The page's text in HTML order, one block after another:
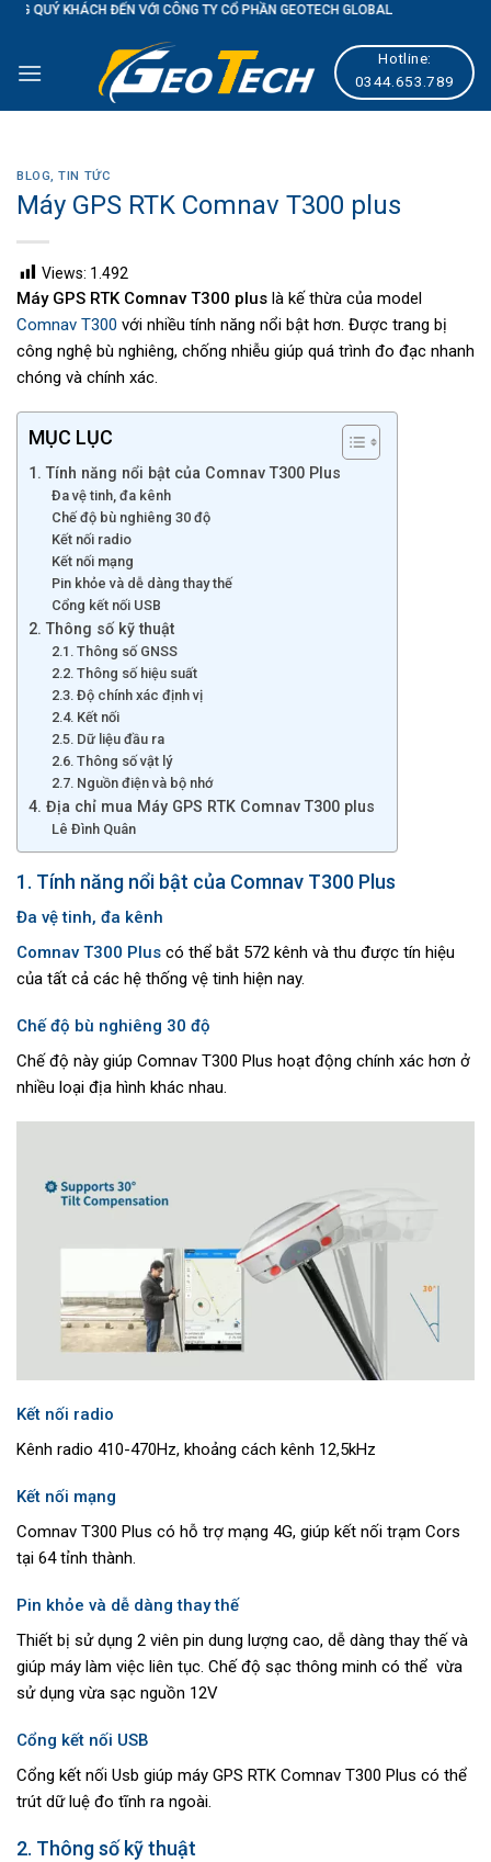
Skip
content
ĐẾN VỚI CÔNG TY CỔ PHẦN GEOTECH GLOBAL
Hotline:
0344.653.789
BLOG,TIN TỨC
Máy GPS RTK Comnav T300 plus
Views: 1.492
Máy GPS RTK Comnav T300 plus là kế thừa của model
Comnav T300 với nhiều tính năng nổi bật hơn. Được trang bị
công nghệ bù nghiêng, chống nhiễu giúp quá trình đo đạc nhanh
chóng và chính xác.
MỤC LỤC
1. Tính năng nổi bật của Comnav T300 Plus
Đa vệ tinh, đa kênh
Chế độ bù nghiêng 30 độ
Kết nối radio
Kết nối mạng
Pin khỏe và dễ dàng thay thế
Cổng kết nối USB
2. Thông số kỹ thuật
2.1. Thông số GNSS
2.2. Thông số hiệu suất
2.3. Độ chính xác định vị
2.4. Kết nối
2.5. Dữ liệu đầu ra
2.6. Thông số vật lý
2.7. Nguồn điện và bộ nhớ
4. Địa chỉ mua Máy GPS RTK Comnav T300 plus
Lê Đình Quân
1. Tính năng nổi bật của Comnav T300 Plus
Đa vệ tinh, đa kênh
Comnav T300 Plus có thể bắt 572 kênh và thu được tín hiệu
của tất cả các hệ thống vệ tinh hiện nay.
Chế độ bù nghiêng 30 độ
Chế độ này giúp Comnav T300 Plus hoạt động chính xác hơn ở
nhiều loại địa hình khác nhau.
Kết nối radio
Kênh radio 410-470Hz, khoảng cách kênh 12,5kHz
Kết nối mạng
Comnav T300 Plus có hỗ trợ mạng 4G, giúp kết nối trạm Cors
tại 64 tỉnh thành.
Pin khỏe và dễ dàng thay thế
Thiết bị sử dụng 2 viên pin dung lượng cao, dễ dàng thay thế và
giúp máy làm việc liên tục. Chế độ sạc thông minh có thể vừa
sử dụng vừa sạc nguồn 12V
Cổng kết nối USB
Cổng kết nối Usb giúp máy GPS RTK Comnav T300 Plus có thể
trút dữ luệ đo tĩnh ra ngoài.
2. Thông số kỹ thuật